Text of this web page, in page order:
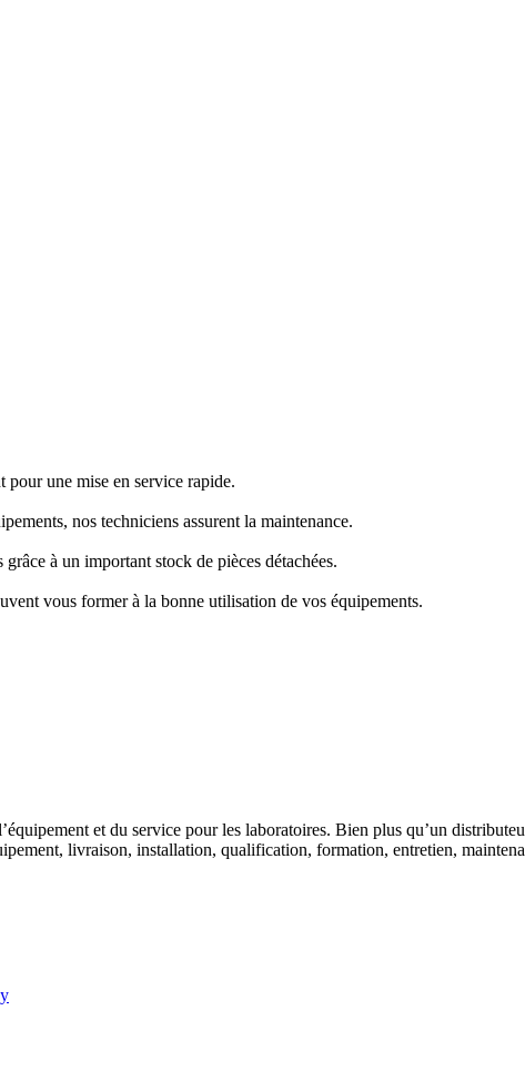
une mise en service rapide.
nos techniciens assurent la maintenance.
à un important stock de pièces détachées.
vous former à la bonne utilisation de vos équipements.
et du service pour les laboratoires. Bien plus qu’un
livraison, installation, qualification, formation, entretien,